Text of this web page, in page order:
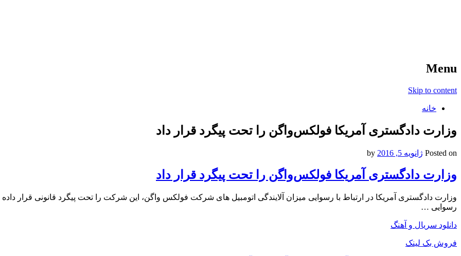
Menu
Skip to content
خانه
وزارت دادگستری آمریکا فولکس‌واگن را تحت پیگرد قرار داد
Posted on ژانویه 5, 2016
وزارت دادگستری آمریکا فولکس‌واگن را تحت پیگرد قرار داد
وزارت دادگستری آمریکا در ارتباط با رسوایی میزان آلایندگی اتومبیل های شرکت فولکس واگن، این شرکت را تحت پیگرد قانونی قرار
رسوایی …
دانلود سریال و آهنگ
فروش بک لینک